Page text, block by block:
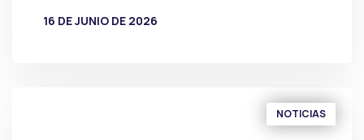
16 DE JUNIO DE 2026
NOTICIAS